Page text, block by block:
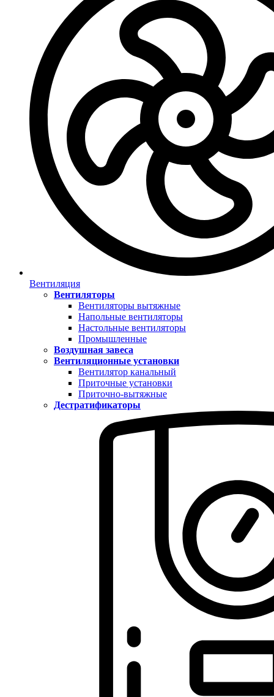
Вентиляция
Вентиляторы
Вентиляторы вытяжные
Напольные вентиляторы
Настольные вентиляторы
Промышленные
Воздушная завеса
Вентиляционные установки
Вентилятор канальный
Приточные установки
Приточно-вытяжные
Дестратификаторы